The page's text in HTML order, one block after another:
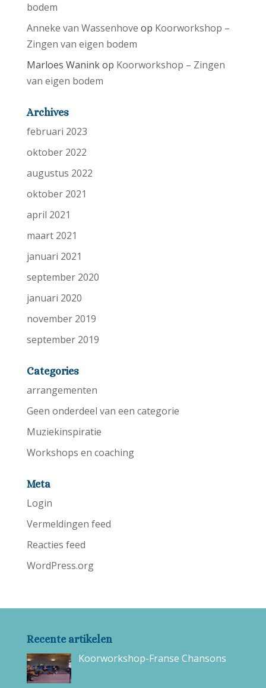
bodem
Anneke van Wassenhove op Koorworkshop –
Zingen van eigen bodem
Marloes Waninkop Koorworkshop – Zingen
van eigen bodem
Archives
februari 2023
oktober 2022
augustus 2022
oktober 2021
april 2021
maart 2021
januari 2021
september 2020
januari 2020
november 2019
september 2019
Categories
arrangementen
Geen onderdeel van een categorie
Muziekinspiratie
Workshops en coaching
Meta
Login
Vermeldingen feed
Reacties feed
WordPress.org
Recente artikelen
Koorworkshop-Franse Chansons